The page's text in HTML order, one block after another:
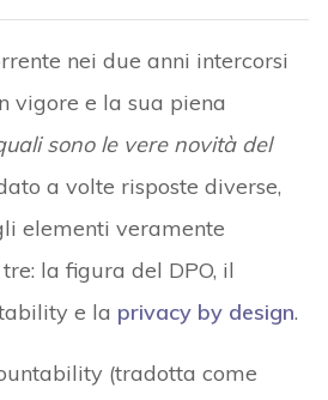
nei due anni intercorsi
vigore e la sua piena
sono le vere novità del
a volte risposte diverse,
elementi veramente
la figura del DPO, il
e la privacy by design.
(tradotta come